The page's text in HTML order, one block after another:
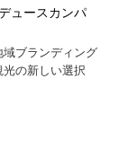
ュースカンパ
ブランディング
の新しい選択